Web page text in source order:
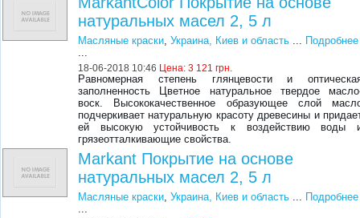
натуральных масел 2, 5 л
Масляные краски,Украина, Киев и область ... Подробнее
...
18-06-2018 10:46 Цена:3 121 грн.
Равномерная степень глянцевости и
заполненность Цветное натуральное твердое
воск. Высококачественное образующее слой
подчеркивает натуральную красоту древесины и
ей высокую устойчивость к воздействию воды
грязеотталкивающие свойства.
Markant Покрытие на основе
натуральных масел 2, 5 л
Масляные краски,Украина, Киев и область ... Подробнее
...